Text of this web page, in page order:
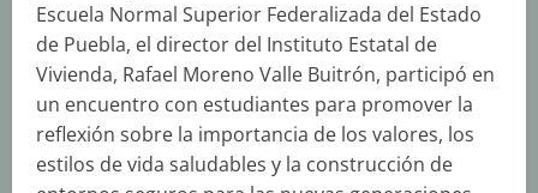
Escuela Normal Superior Federalizada del Estado
de Puebla, el director del Instituto Estatal de
Vivienda, Rafael Moreno Valle Buitrón, participó en
un encuentro con estudiantes para promover la
reflexión sobre la importancia de los valores, los
estilos de vida saludables y la construcción de